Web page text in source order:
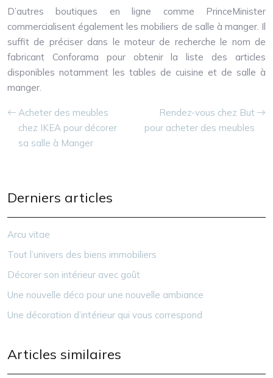
D’autres boutiques en ligne comme PrinceMinister
commercialisent également les mobiliers de salle à manger. Il
suffit de préciser dans le moteur de recherche le nom de
fabricant Conforama pour obtenir la liste des articles
disponibles notamment les tables de cuisine et de salle à
manger.
Acheter des meubles
chez IKEA pour décorer
sa salle à Manger
Rendez-vous chez But
pour acheter des meubles
Derniers articles
Arcu vitae
Tout l’univers des biens immobiliers
Décorer son intérieur avec goût
Une nouvelle déco pour une nouvelle ambiance
Une décoration d’intérieur qui vous correspond
Articles similaires